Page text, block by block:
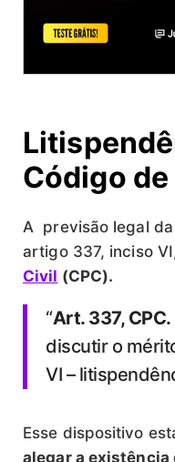
Código
A previsão legal
artigo 337, inciso
Civil (CPC).
“Art. 337, CPC.
discutir o
VI –
Esse dispositivo
alegar a existência